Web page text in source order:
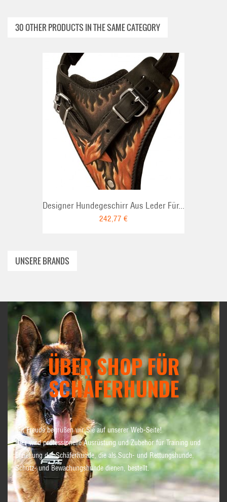
30 OTHER PRODUCTS IN THE SAME CATEGORY
Designer Hundegeschirr Aus Leder Für...
242,77 €
UNSERE BRANDS
ÜBER SHOP FÜR
SCHÄFERHUNDE
Mit Freude begrüßen wir Sie auf unserer Web-Seite!
Hier wird professionelle Ausrüstung und Zubehör für Training und
Erziehung der Schäferhunde, die als Such- und Rettungshunde,
Schutz- und Bewachungshunde dienen, bestellt.